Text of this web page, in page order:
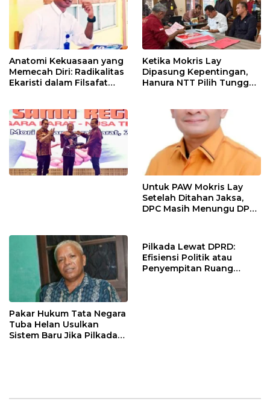
Anatomi Kekuasaan yang
Memecah Diri: Radikalitas
Ekaristi dalam Filsafat
Ketika Mokris Lay
Dipasung Kepentingan,
Hanura NTT Pilih Tunggu
Untuk PAW Mokris Lay
Setelah Ditahan Jaksa,
DPC Masih Menungu DPD
Pakar Hukum Tata Negara
Tuba Helan Usulkan
Sistem Baru Jika Pilkada
Pilkada Lewat DPRD:
Efisiensi Politik atau
Penyempitan Ruang